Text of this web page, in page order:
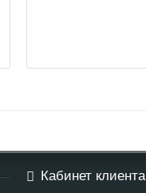
Кабинет клиента